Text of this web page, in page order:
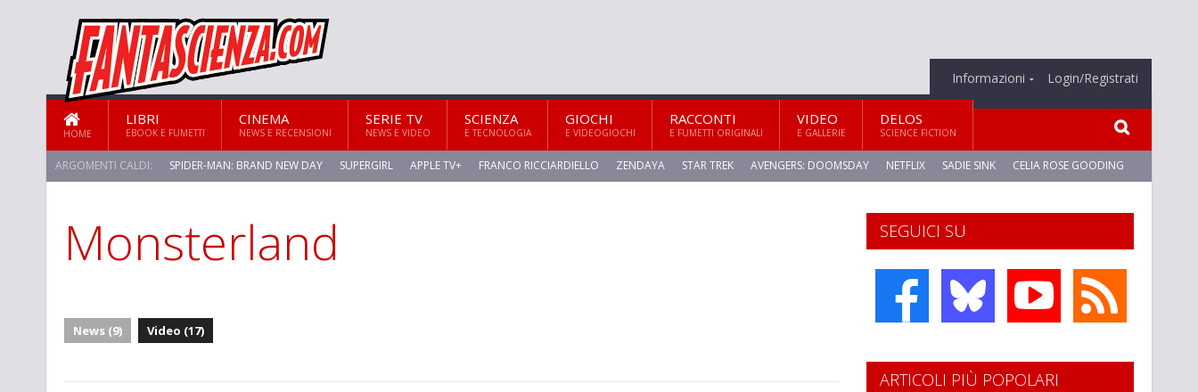
Informazioni Login/Registrati
HOME
LIBRI
EBOOK E FUMETTI
CINEMA
NEWS E RECENSIONI
SERIE TV
NEWS E VIDEO
SCIENZA
E TECNOLOGIA
GIOCHI
E VIDEOGIOCHI
RACCONTI
E FUMETTI ORIGINALI
VIDEO
E GALLERIE
DELOS
SCIENCE FICTION
ARGOMENTI CALDI: SPIDER-MAN: BRAND NEW DAY SUPERGIRL APPLE TV+ FRANCO RICCIARDIELLO ZENDAYA STAR TREK AVENGERS: DOOMSDAY NETFLIX SADIE SINK CELIA ROSE GOODING
Monsterland
News (9) Video (17)
SEGUICI SU
ARTICOLI PIÙ POPOLARI